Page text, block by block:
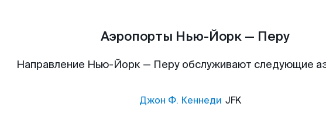
Аэропорты Нью-Йорк — Перу
Направление Нью-Йорк — Перу обслуживают следующие
Джон Ф. Кеннеди JFK